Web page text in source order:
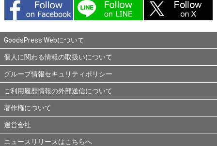
GoodsPress Webについて
個人に関わる情報の取扱いについて
グループ情報セキュリティポリシー
ご利用履歴情報の外部送信について
著作権について
運営会社
ニュースリリースはこちらへ